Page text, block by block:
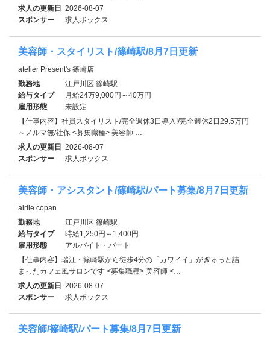
求人の更新日 2026-08-07
スポンサー
求人ボックス
美容師・スタイリスト/篠崎駅/8月7日更新
atelier Present's 篠崎店
勤務地
江戸川区 篠崎駅
給与タイプ
月給24万9,000円～40万円
雇用形態
未設定
【仕事内容】社員スタイリスト/完全週休3日導入!/完全週休2日29.5万円
～ノルマ無/社保 <募集職種> 美容師 …
求人の更新日 2026-08-07
スポンサー
求人ボックス
美容師・アシスタント/篠崎駅/パート募集/8月7日更新
airile copan
勤務地
江戸川区 篠崎駅
給与タイプ
時給1,250円～1,400円
雇用形態
アルバイト・パート
【仕事内容】瑞江・篠崎駅から徒歩4分の「カワイイ」がぎゅっと詰
まったカフェ風サロンです <募集職種> 美容師 <…
求人の更新日 2026-08-07
スポンサー
求人ボックス
美容師/篠崎駅/パート募集/8月7日更新